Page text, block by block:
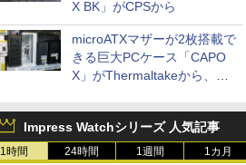
X BK」がCPSから
microATXマザーが2枚搭載で
きる巨大PCケース「CAPO
X」がThermaltakeから、カ
Impress Watchシリーズ 人気記事
1時間 24時間 1週間 1カ月